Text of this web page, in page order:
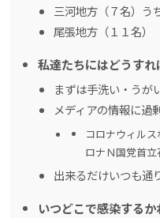
三河地方（７名）う
尾張地方（１１名）
私達たちにはどうすれ
まずは手洗い・うが
メディアの情報に過
コロナウィル
ロナＮ国党首
出来るだけいつも通
いつどこで感染する